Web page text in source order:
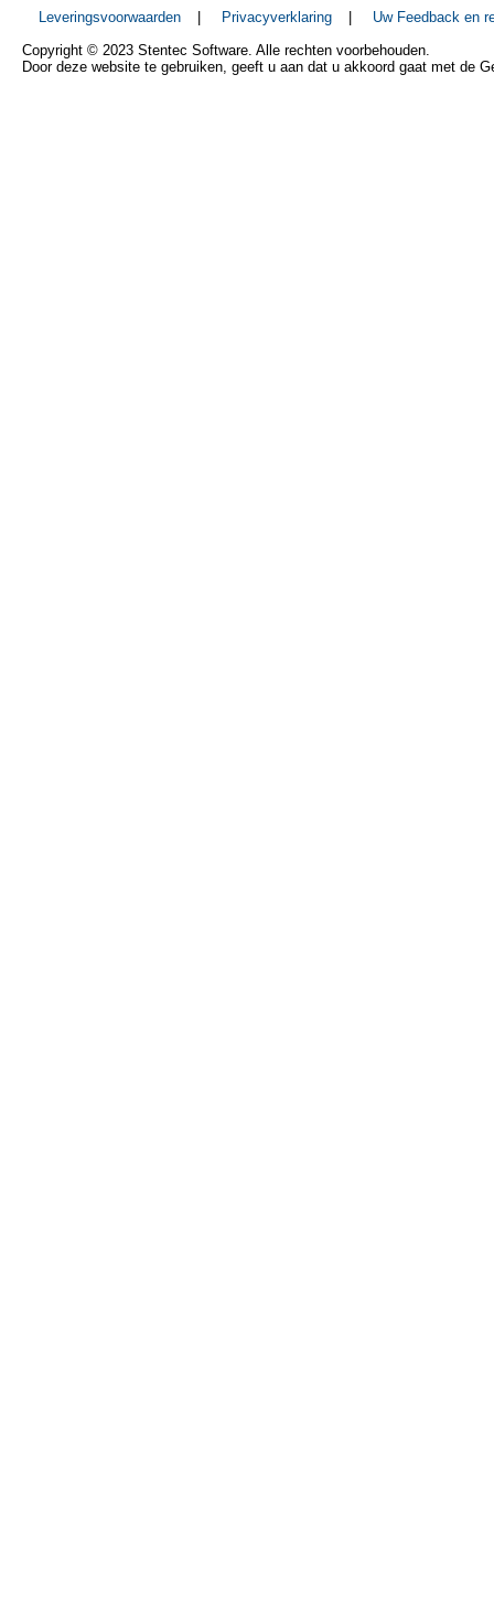
Leveringsvoorwaarden | Privacyverklaring |
Uw Feedback en
Copyright © 2023 Stentec Software. Alle rechten voorbehouden.
Door deze website te gebruiken, geeft u aan dat u akkoord gaat met de